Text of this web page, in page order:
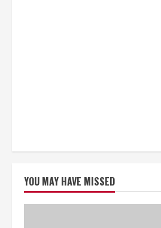
YOU MAY HAVE MISSED